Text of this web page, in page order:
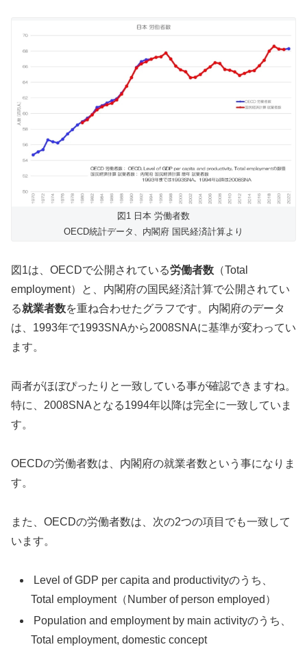
図1 日本 労働者数
OECD統計データ、内閣府 国民経済計算より
図1は、OECDで公開されている労働者数 （Total
employment）と、内閣府の国民経済計算で公開されてい
る就業者数を重ね合わせたグラフです。内閣府のデータ
は、1993年で1993SNAから2008SNAに基準が変わってい
ます。
両者がほぼぴったりと一致している事が確認できますね。
特に、2008SNAとなる1994年以降は完全に一致していま
す。
OECDの労働者数は、内閣府の就業者数という事になりま
す。
また、OECDの労働者数は、次の2つの項目でも一致して
います。
Level of GDP per capita and productivityのうち、
Total employment（Number of person employed）
Population and employment by main activityのうち、
Total employment, domestic concept